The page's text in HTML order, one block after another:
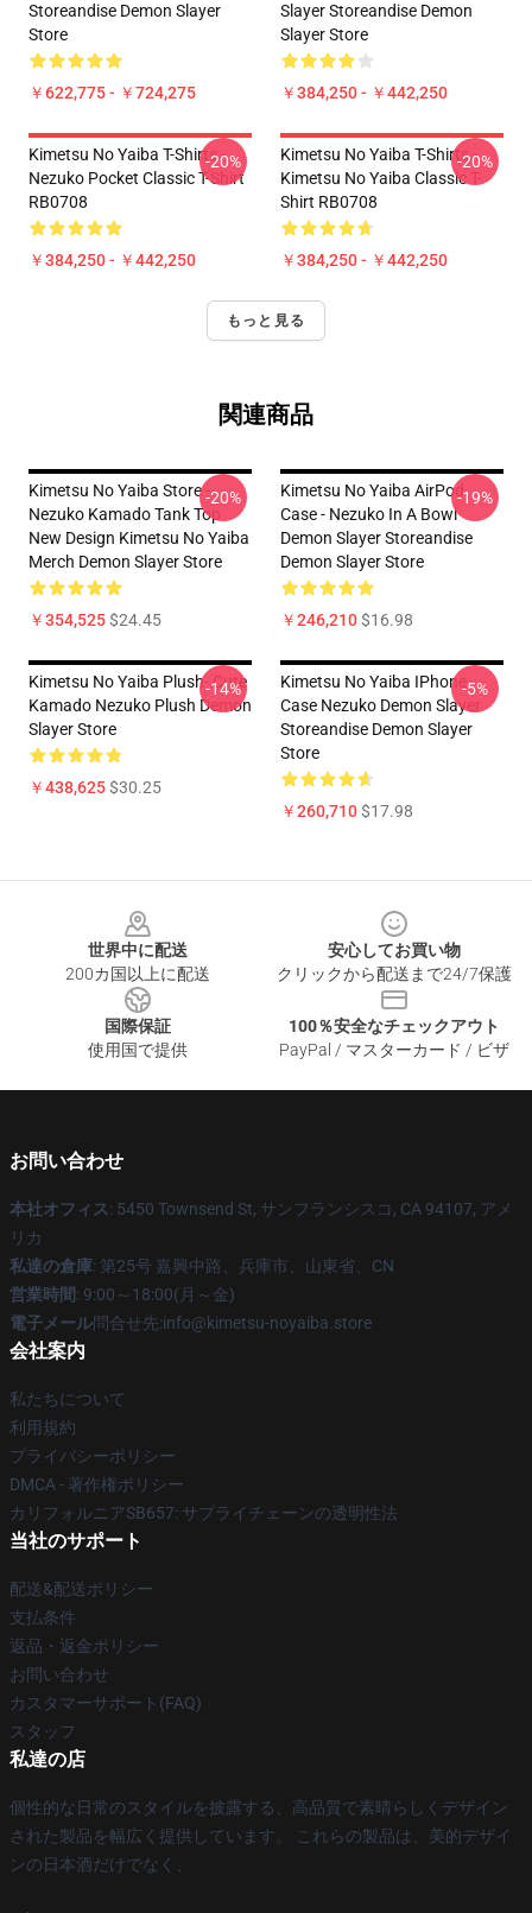
Storeandise Demon Slayer
Store
￥622,775 - ￥724,275
Slayer Storeandise Demon
Slayer Store
￥384,250 - ￥442,250
Kimetsu No Yaiba T-Shirts -
Nezuko Pocket Classic T-Shirt
RB0708
￥384,250 - ￥442,250
-20%
Kimetsu No Yaiba T-Shirts -
Kimetsu No Yaiba Classic T-
Shirt RB0708
￥384,250 - ￥442,250
-20%
もっと見る
関連商品
Kimetsu No Yaiba Store -
Nezuko Kamado Tank Top
New Design Kimetsu No Yaiba
Merch Demon Slayer Store
￥354,525$24.45
-20%
Kimetsu No Yaiba AirPod
Case - Nezuko In A Bowl
Demon Slayer Storeandise
Demon Slayer Store
￥246,210$16.98
-19%
Kimetsu No Yaiba Plush- Cute
Kamado Nezuko Plush Demon
Slayer Store
￥438,625$30.25
-14%
Kimetsu No Yaiba IPhone
Case Nezuko Demon Slayer
Storeandise Demon Slayer
Store
￥260,710$17.98
-5%
世界中に配送
200カ国以上に配送
安心してお買い物
クリックから配送まで24/7保護
国際保証
使用国で提供
100％安全なチェックアウト
PayPal / マスターカード / ビザ
お問い合わせ
本社オフィス: 5450 Townsend St, サンフランシスコ, CA 94107, アメ
リカ
私達の倉庫: 第25号 嘉興中路、兵庫市、山東省、CN
営業時間: 9:00～18:00(月～金)
電子メール問合せ先:info@kimetsu-noyaiba.store
会社案内
私たちについて
利用規約
プライバシーポリシー
DMCA - 著作権ポリシー
カリフォルニアSB657: サプライチェーンの透明性法
当社のサポート
配送&配送ポリシー
支払条件
返品・返金ポリシー
お問い合わせ
カスタマーサポート(FAQ)
スタッフ
私達の店
個性的な日常のスタイルを披露する、高品質で素晴らしくデザイン
された製品を幅広く提供しています。 これらの製品は、美的デザイ
ンの日本酒だけでなく、